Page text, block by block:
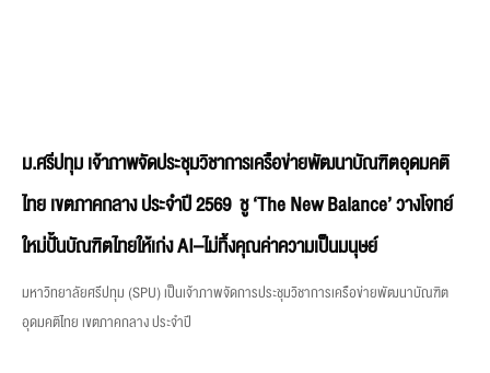
ม.ศรีปทุม เจ้าภาพจัดประชุมวิชาการเครือข่ายพัฒนาบัณฑิตอุดมคติ
ไทย เขตภาคกลาง ประจำปี 2569 ชู ‘The New Balance’ วางโจทย์
ใหม่ปั้นบัณฑิตไทยให้เก่ง AI–ไม่ทิ้งคุณค่าความเป็นมนุษย์
มหาวิทยาลัยศรีปทุม (SPU) เป็นเจ้าภาพจัดการประชุมวิชาการเครือข่ายพัฒนาบัณฑิต
อุดมคติไทย เขตภาคกลาง ประจำปี